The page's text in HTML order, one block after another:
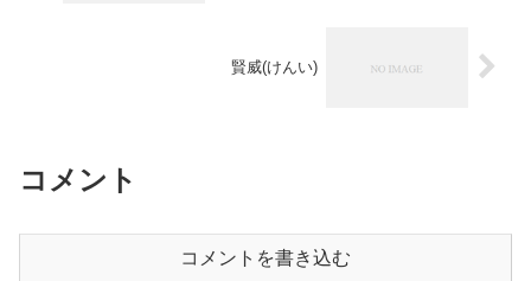
賢威(けんい)
コメント
コメントを書き込む